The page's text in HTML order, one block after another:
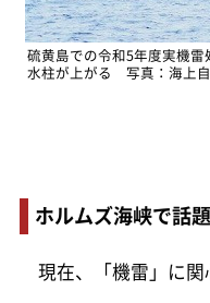
硫黄島での令和5年度実機
水柱が上がる 写真：海上
ホルムズ海峡で話
現在、「機雷」に関